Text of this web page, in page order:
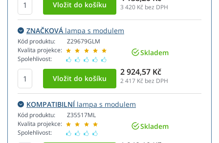
3 420 Kč bez DPH
ZNAČKOVÁ lampa s modulem
Kód produktu:
Kvalita projekce:
Spolehlivost:
Z29679GLM
Skladem
2 924,57 Kč
2 417 Kč bez DPH
KOMPATIBILNÍlampa s modulem
Kód produktu:
Kvalita projekce:
Spolehlivost:
Z35517ML
Skladem